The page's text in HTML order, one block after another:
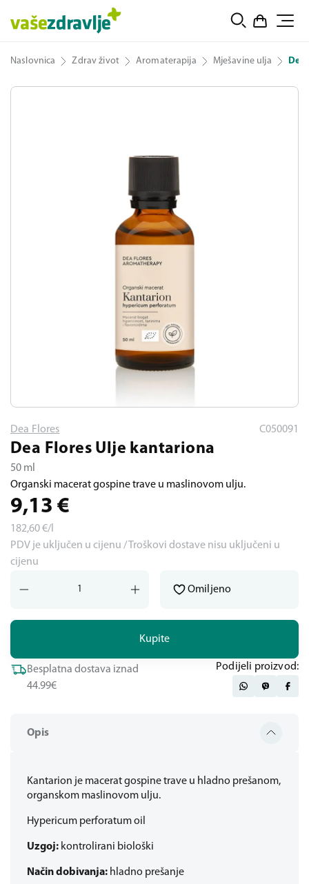
Naslovnica Zdrav život Aromaterapija Mješavine ulja Dea
Opis
Kantarion je macerat gospine trave u hladno prešanom,
organskom maslinovom ulju.
Hypericum perforatum oil
Uzgoj: kontrolirani biološki
Način dobivanja: hladno prešanje
Dea Flores C050091
Dea Flores Ulje kantariona
50 ml
Organski macerat gospine trave u maslinovom ulju.
9,13 €
182,60€/l
PDV je uključen u cijenu / Troškovi dostave nisu uključeni u
cijenu
Kupite
Omiljeno
Besplatna dostava iznad
44.99€
Podijeli proizvod: